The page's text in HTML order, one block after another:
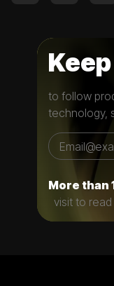
to follow
technology,
More than
visit to